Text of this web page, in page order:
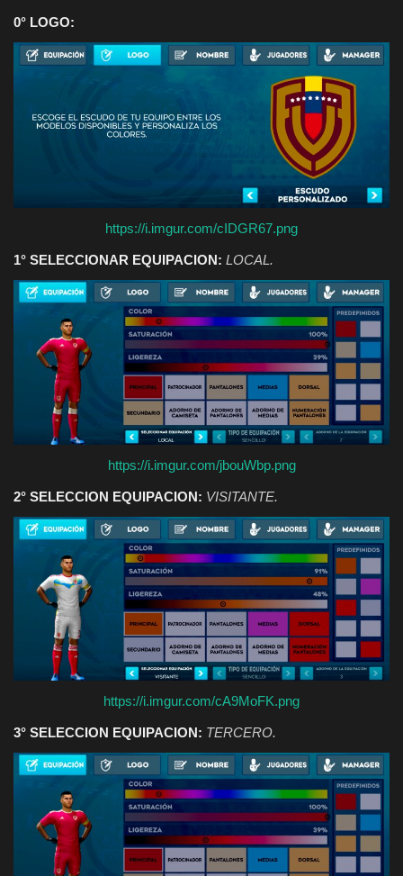
0° LOGO:
https://i.imgur.com/cIDGR67.png
1° SELECCIONAR EQUIPACION: LOCAL.
https://i.imgur.com/jbouWbp.png
2° SELECCION EQUIPACION: VISITANTE.
https://i.imgur.com/cA9MoFK.png
3° SELECCION EQUIPACION: TERCERO.